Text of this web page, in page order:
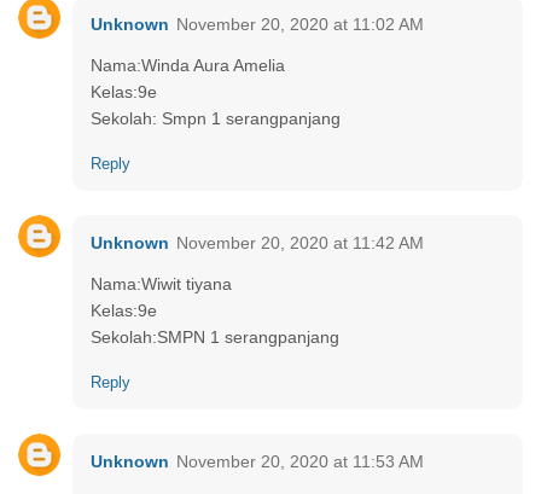
Unknown November 20, 2020 at 11:02 AM
Nama:Winda Aura Amelia
Kelas:9e
Sekolah: Smpn 1 serangpanjang
Reply
Unknown November 20, 2020 at 11:42 AM
Nama:Wiwit tiyana
Kelas:9e
Sekolah:SMPN 1 serangpanjang
Reply
Unknown November 20, 2020 at 11:53 AM